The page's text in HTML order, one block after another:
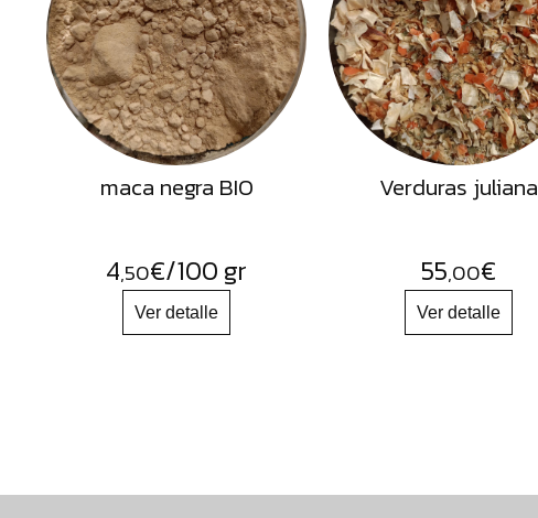
Frutos
Secos
Hierbas
Accesorios
maca negra BIO
4,50€/100 gr
Verduras juliana
55,00€